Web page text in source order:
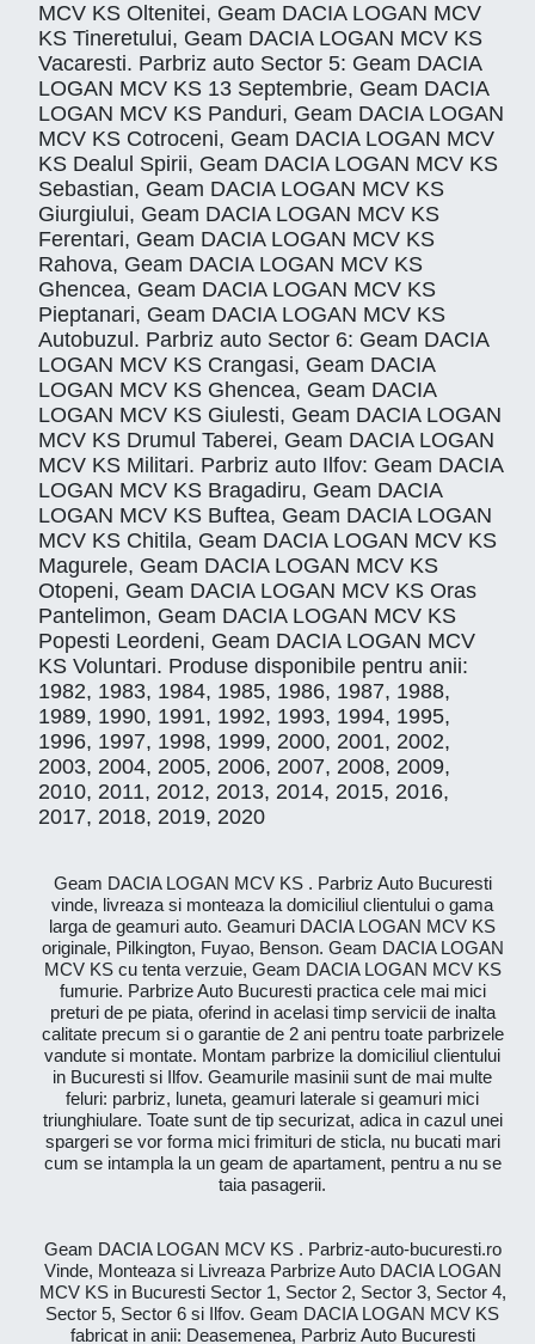
MCV KS Oltenitei, Geam DACIA LOGAN MCV
KS Tineretului, Geam DACIA LOGAN MCV KS
Vacaresti. Parbriz auto Sector 5: Geam DACIA
LOGAN MCV KS 13 Septembrie, Geam DACIA
LOGAN MCV KS Panduri, Geam DACIA LOGAN
MCV KS Cotroceni, Geam DACIA LOGAN MCV
KS Dealul Spirii, Geam DACIA LOGAN MCV KS
Sebastian, Geam DACIA LOGAN MCV KS
Giurgiului, Geam DACIA LOGAN MCV KS
Ferentari, Geam DACIA LOGAN MCV KS
Rahova, Geam DACIA LOGAN MCV KS
Ghencea, Geam DACIA LOGAN MCV KS
Pieptanari, Geam DACIA LOGAN MCV KS
Autobuzul. Parbriz auto Sector 6: Geam DACIA
LOGAN MCV KS Crangasi, Geam DACIA
LOGAN MCV KS Ghencea, Geam DACIA
LOGAN MCV KS Giulesti, Geam DACIA LOGAN
MCV KS Drumul Taberei, Geam DACIA LOGAN
MCV KS Militari. Parbriz auto Ilfov: Geam DACIA
LOGAN MCV KS Bragadiru, Geam DACIA
LOGAN MCV KS Buftea, Geam DACIA LOGAN
MCV KS Chitila, Geam DACIA LOGAN MCV KS
Magurele, Geam DACIA LOGAN MCV KS
Otopeni, Geam DACIA LOGAN MCV KS Oras
Pantelimon, Geam DACIA LOGAN MCV KS
Popesti Leordeni, Geam DACIA LOGAN MCV
KS Voluntari. Produse disponibile pentru anii:
1982, 1983, 1984, 1985, 1986, 1987, 1988,
1989, 1990, 1991, 1992, 1993, 1994, 1995,
1996, 1997, 1998, 1999, 2000, 2001, 2002,
2003, 2004, 2005, 2006, 2007, 2008, 2009,
2010, 2011, 2012, 2013, 2014, 2015, 2016,
2017, 2018, 2019, 2020
Geam DACIA LOGAN MCV KS . Parbriz Auto Bucuresti
vinde, livreaza si monteaza la domiciliul clientului o gama
larga de geamuri auto. Geamuri DACIA LOGAN MCV KS
originale, Pilkington, Fuyao, Benson. Geam DACIA LOGAN
MCV KS cu tenta verzuie, Geam DACIA LOGAN MCV KS
fumurie. Parbrize Auto Bucuresti practica cele mai mici
preturi de pe piata, oferind in acelasi timp servicii de inalta
calitate precum si o garantie de 2 ani pentru toate parbrizele
vandute si montate. Montam parbrize la domiciliul clientului
in Bucuresti si Ilfov. Geamurile masinii sunt de mai multe
feluri: parbriz, luneta, geamuri laterale si geamuri mici
triunghiulare. Toate sunt de tip securizat, adica in cazul unei
spargeri se vor forma mici frimituri de sticla, nu bucati mari
cum se intampla la un geam de apartament, pentru a nu se
taia pasagerii.
Geam DACIA LOGAN MCV KS . Parbriz-auto-bucuresti.ro
Vinde, Monteaza si Livreaza Parbrize Auto DACIA LOGAN
MCV KS in Bucuresti Sector 1, Sector 2, Sector 3, Sector 4,
Sector 5, Sector 6 si Ilfov. Geam DACIA LOGAN MCV KS
fabricat in anii: Deasemenea, Parbriz Auto Bucuresti